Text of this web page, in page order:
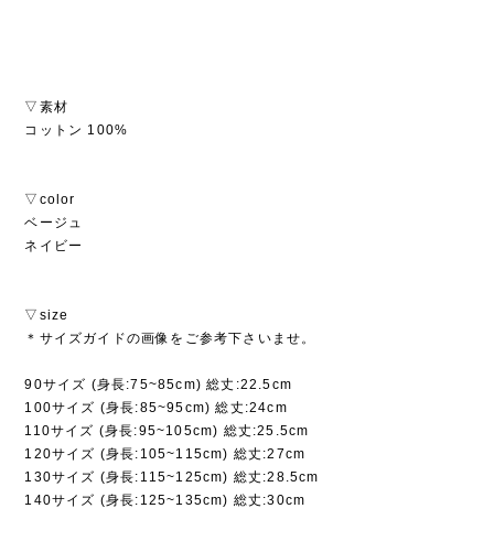
▽素材
コットン 100%
▽color
ベージュ
ネイビー
▽size
＊サイズガイドの画像をご参考下さいませ。
90サイズ (身長:75~85cm) 総丈:22.5cm
100サイズ (身長:85~95cm) 総丈:24cm
110サイズ (身長:95~105cm) 総丈:25.5cm
120サイズ (身長:105~115cm) 総丈:27cm
130サイズ (身長:115~125cm) 総丈:28.5cm
140サイズ (身長:125~135cm) 総丈:30cm